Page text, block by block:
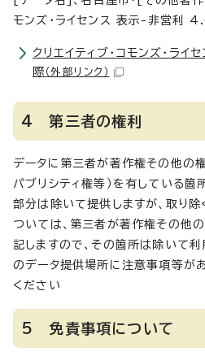
モンズ・ライセンス 表示-非営利
クリエイティブ・コモンズ・ラ
際 （外部リンク）
4 第三者の権利
データに第三者が著作権その他の権
パブリシティ権等）を有している箇
部分は除いて提供しますが、取り除
ついては、第三者が著作権その他
記しますので、その箇所は除いて利
のデータ提供場所に注意事項等が
ください
5 免責事項について